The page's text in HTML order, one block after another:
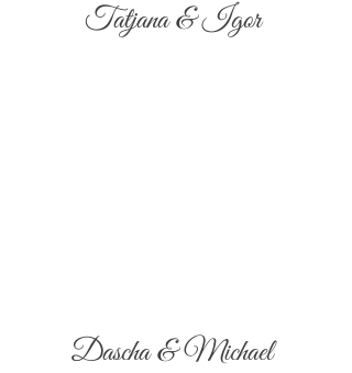
Tatjana & Igor
Dascha & Michael